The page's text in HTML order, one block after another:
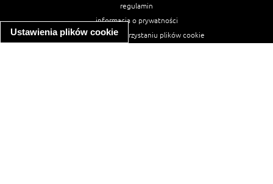
Ustawienia plików cookie
regulamin
informacja o prywatności
informacja o wykorzystaniu plików cookie